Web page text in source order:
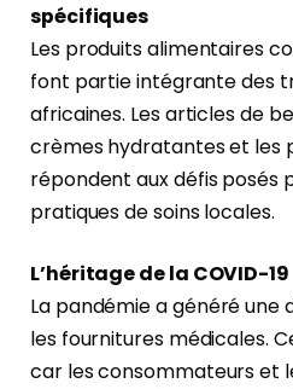
spécifiques
Les produits alimentaires
font partie intégrante des
africaines. Les articles de
crèmes hydratantes et les
répondent aux défis posés
pratiques de soins locales.
L’héritage de la COVID-19
La pandémie a généré une
les fournitures médicales.
car les consommateurs et